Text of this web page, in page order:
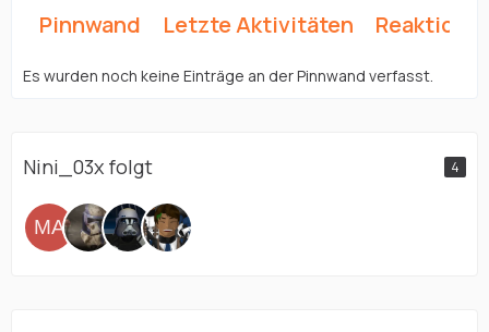
Pinnwand Letzte Aktivitäten
Es wurden noch keine Einträge an der Pinnwand verfasst.
Nini_03x folgt 4